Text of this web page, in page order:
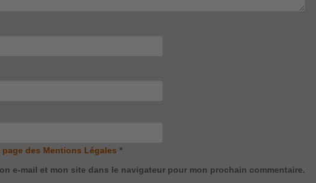
page des Mentions Légales *
e-mail et mon site dans le navigateur pour mon prochain commentaire.